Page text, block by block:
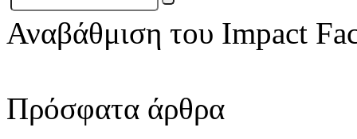
Αναβάθμιση του Impact
Πρόσφατα άρθρα